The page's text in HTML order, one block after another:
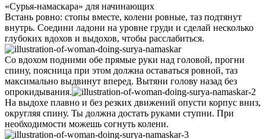
«Сурья-намаскара» для начинающих
Встань ровно: стопы вместе, колени ровные, таз подтянут
внутрь. Соедини ладони на уровне груди и сделай несколько
глубоких вдохов и выдохов, чтобы расслабиться.
Со вдохом подними обе прямые руки над головой, прогни
спину, поясница при этом должна оставаться ровной, таз
максимально выдвинут вперед. Вытяни голову назад без
опрокидывания.
На выдохе плавно и без резких движений опусти корпус вниз,
округляя спину. Ты должна достать руками ступни. При
необходимости можешь согнуть колени.